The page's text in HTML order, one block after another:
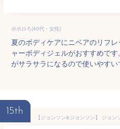
ポポロろ(40代・女性)
夏のボディケアにニベアのリフ
ャーボディジェルがおすすめで
がサラサラになるので使いやすい
15th